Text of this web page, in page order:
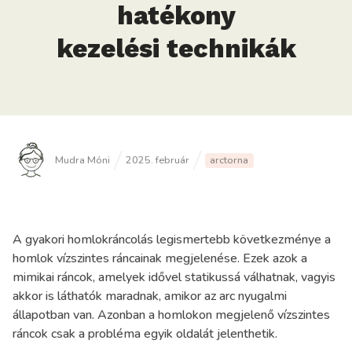
hatékony
kezelési technikák
Mudra Móni 2025. február arctorna
A gyakori homlokráncolás legismertebb következménye a
homlok vízszintes ráncainak megjelenése. Ezek azok a
mimikai ráncok, amelyek idővel statikussá válhatnak, vagyis
akkor is láthatók maradnak, amikor az arc nyugalmi
állapotban van. Azonban a homlokon megjelenő vízszintes
ráncok csak a probléma egyik oldalát jelenthetik.